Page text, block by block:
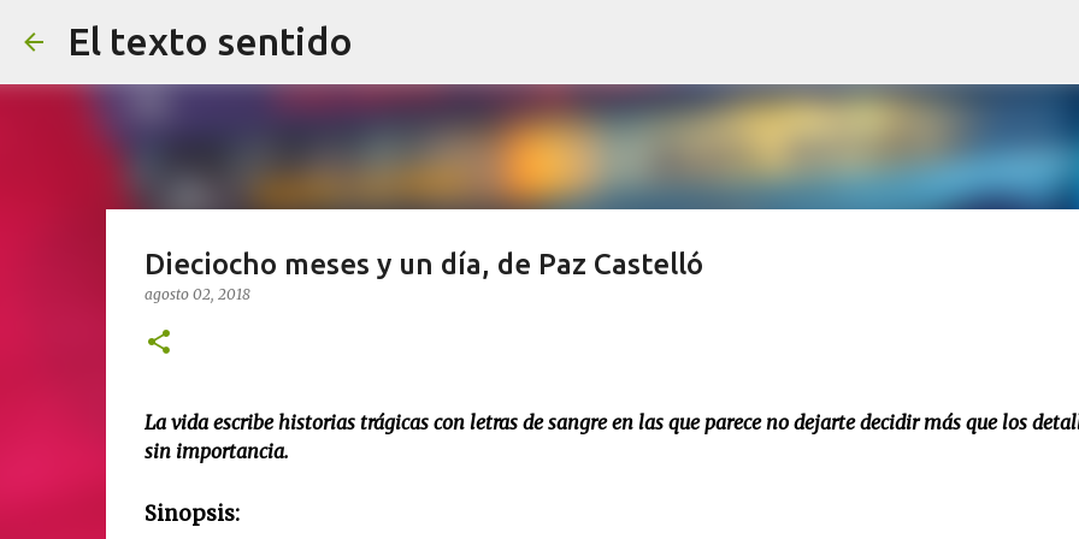
El texto sentido
Dieciocho meses y un día, de Paz Castelló
agosto 02, 2018
La vida escribe historias trágicas con letras de sangre en las que parece no dejarte decidir más que los
sin importancia.
Sinopsis: